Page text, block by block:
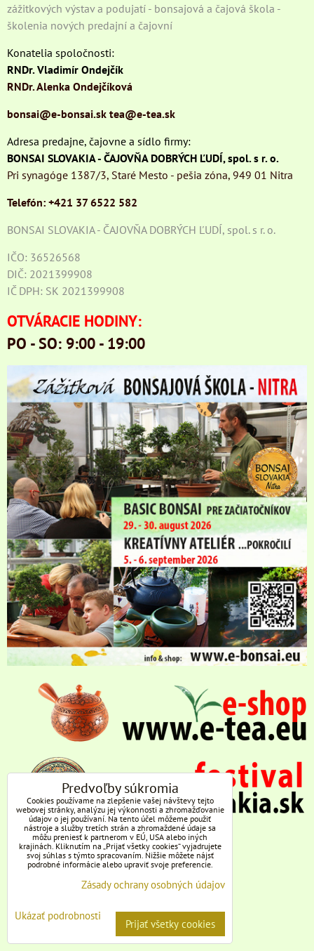
zážitkových výstav a podujatí - bonsajová a čajová škola -
školenia nových predajní a čajovní
Konatelia spoločnosti:
RNDr. Vladimír Ondejčík
RNDr. Alenka Ondejčíková
bonsai@e-bonsai.sk tea@e-tea.sk
Adresa predajne, čajovne a sídlo firmy:
BONSAI SLOVAKIA - ČAJOVŇA DOBRÝCH ĽUDÍ, spol. s r. o.
Pri synagóge 1387/3, Staré Mesto - pešia zóna, 949 01 Nitra
Telefón: +421 37 6522 582
BONSAI SLOVAKIA - ČAJOVŇA DOBRÝCH ĽUDÍ, spol. s r. o.
IČO: 36526568
DIČ: 2021399908
IČ DPH: SK 2021399908
OTVÁRACIE HODINY:
PO - SO: 9:00 - 19:00
Predvoľby súkromia
Cookies používame na zlepšenie vašej návštevy tejto
webovej stránky, analýzu jej výkonnosti a zhromažďovanie
údajov o jej používaní. Na tento účel môžeme použiť
nástroje a služby tretích strán a zhromaždené údaje sa
môžu preniesť k partnerom v EÚ, USA alebo iných
krajinách. Kliknutím na „Prijať všetky cookies“ vyjadrujete
svoj súhlas s týmto spracovaním. Nižšie môžete nájsť
podrobné informácie alebo upraviť svoje preferencie.
Zásady ochrany osobných údajov
Ukázať podrobnosti
Prijať všetky cookies